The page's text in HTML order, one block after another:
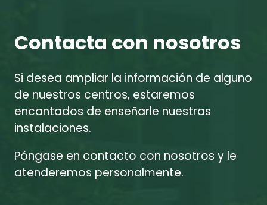
Contacta con nosotros
Si desea ampliar la información de alguno
de nuestros centros, estaremos
encantados de enseñarle nuestras
instalaciones.
Póngase en contacto con nosotros y le
atenderemos personalmente.